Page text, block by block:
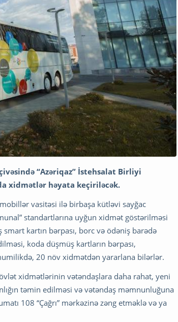
“Azəriqaz” İstehsalat Birliyi
xidmətlər həyata keçiriləcək.
vasitəsi ilə birbaşa kütləvi sayğac
standartlarına uyğun xidmət göstərilməsi
kartın bərpası, borc və ödəniş barədə
koda düşmüş kartların bərpası,
20 növ xidmətdən yararlana bilərlər.
xidmətlərinin vətəndaşlara daha rahat, yeni
təmin edilməsi və vətəndaş məmnunluğuna
108 “Çağrı” mərkəzinə zəng etməklə və ya